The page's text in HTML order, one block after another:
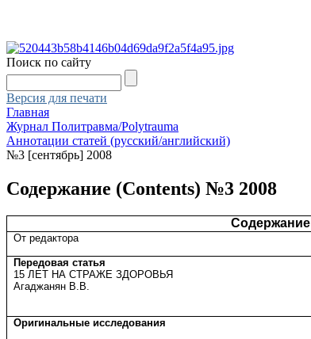
Поиск по сайту
Версия для печати
Главная
Журнал Политравма/Polytrauma
Аннотации статей (русский/английский)
№3 [сентябрь] 2008
Содержание (Contents) №3 2008
Содержание
От редактора
Передовая статья
15 ЛЕТ НА СТРАЖЕ ЗДОРОВЬЯ
Агаджанян В.В.
Оригинальные исследования